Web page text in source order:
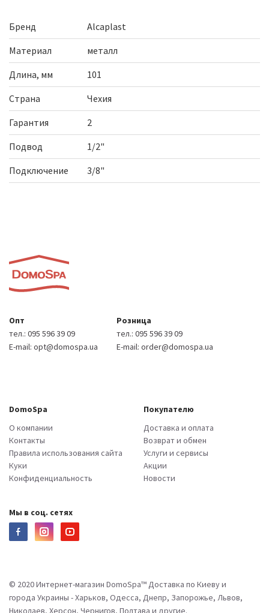
Бренд
Alcaplast
Материал
металл
Длина, мм
101
Страна
Чехия
Гарантия
2
Подвод
1/2"
Подключение
3/8"
Опт
тел.: 095 596 39 09
E-mail: opt@domospa.ua
Розница
тел.: 095 596 39 09
E-mail: order@domospa.ua
DomoSpa
О компании
Контакты
Правила использования сайта
Куки
Конфиденциальность
Покупателю
Доставка и оплата
Возврат и обмен
Услуги и сервисы
Акции
Новости
Мы в соц. сетях
© 2020 Интернет-магазин DomoSpa™ Доставка по Киеву и
города Украины - Харьков, Одесса, Днепр, Запорожье, Львов,
Николаев, Херсон, Чернигов, Полтава и другие.